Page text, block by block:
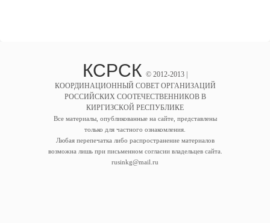
КСРСК © 2012-2013 |
КООРДИНАЦИОННЫЙ СОВЕТ ОРГАНИЗАЦИЙ
РОССИЙСКИХ СООТЕЧЕСТВЕННИКОВ В
КИРГИЗСКОЙ РЕСПУБЛИКЕ
Все материалы, опубликованные на сайте, представлены
только для частного ознакомления.
Любая перепечатка либо распространение материалов
возможна лишь при письменном согласии владельцев сайта.
rusinkg@mail.ru